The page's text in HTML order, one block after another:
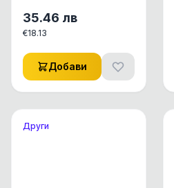
35.46 лв
€18.13
Добави
Други